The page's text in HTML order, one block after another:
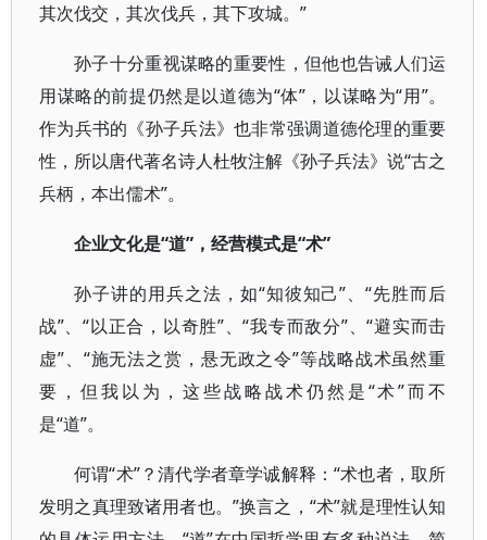
其次伐交，其次伐兵，其下攻城。”
孙子十分重视谋略的重要性，但他也告诫人们运
用谋略的前提仍然是以道德为“体”，以谋略为“用”。
作为兵书的《孙子兵法》也非常强调道德伦理的重要
性，所以唐代著名诗人杜牧注解《孙子兵法》说“古之
兵柄，本出儒术”。
企业文化是“道”，经营模式是“术”
孙子讲的用兵之法，如“知彼知己”、“先胜而后
战”、“以正合，以奇胜”、“我专而敌分”、“避实而击
虚”、“施无法之赏，悬无政之令”等战略战术虽然重
要，但我以为，这些战略战术仍然是“术”而不
是“道”。
何谓“术”？清代学者章学诚解释：“术也者，取所
发明之真理致诸用者也。”换言之，“术”就是理性认知